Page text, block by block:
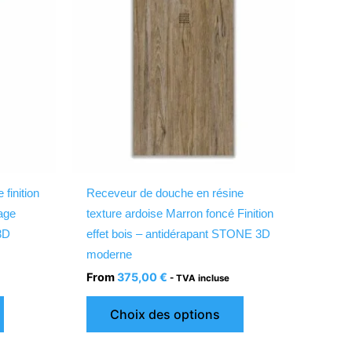
finition
du
Receveur de douche en résine
texture ardoise Marron foncé Finition
effet bois – antidérapant STONE 3D
moderne
From375,00€ - TVA incluse
Choix des options